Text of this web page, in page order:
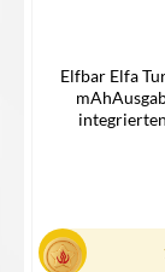
Elfbar Elfa
Pro Akku1x